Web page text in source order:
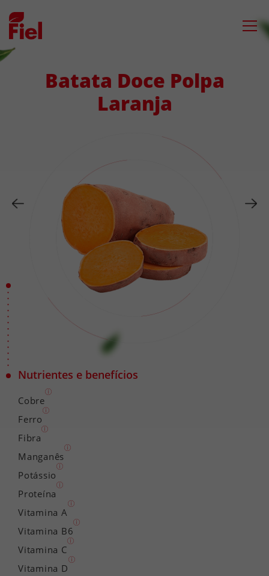
para
conteúdo
Batata Doce Polpa
Laranja
Nutrientes e benefícios
Cobre
Ferro
Fibra
Manganês
Potássio
Proteína
Vitamina A
Vitamina B6
Vitamina C
Vitamina D